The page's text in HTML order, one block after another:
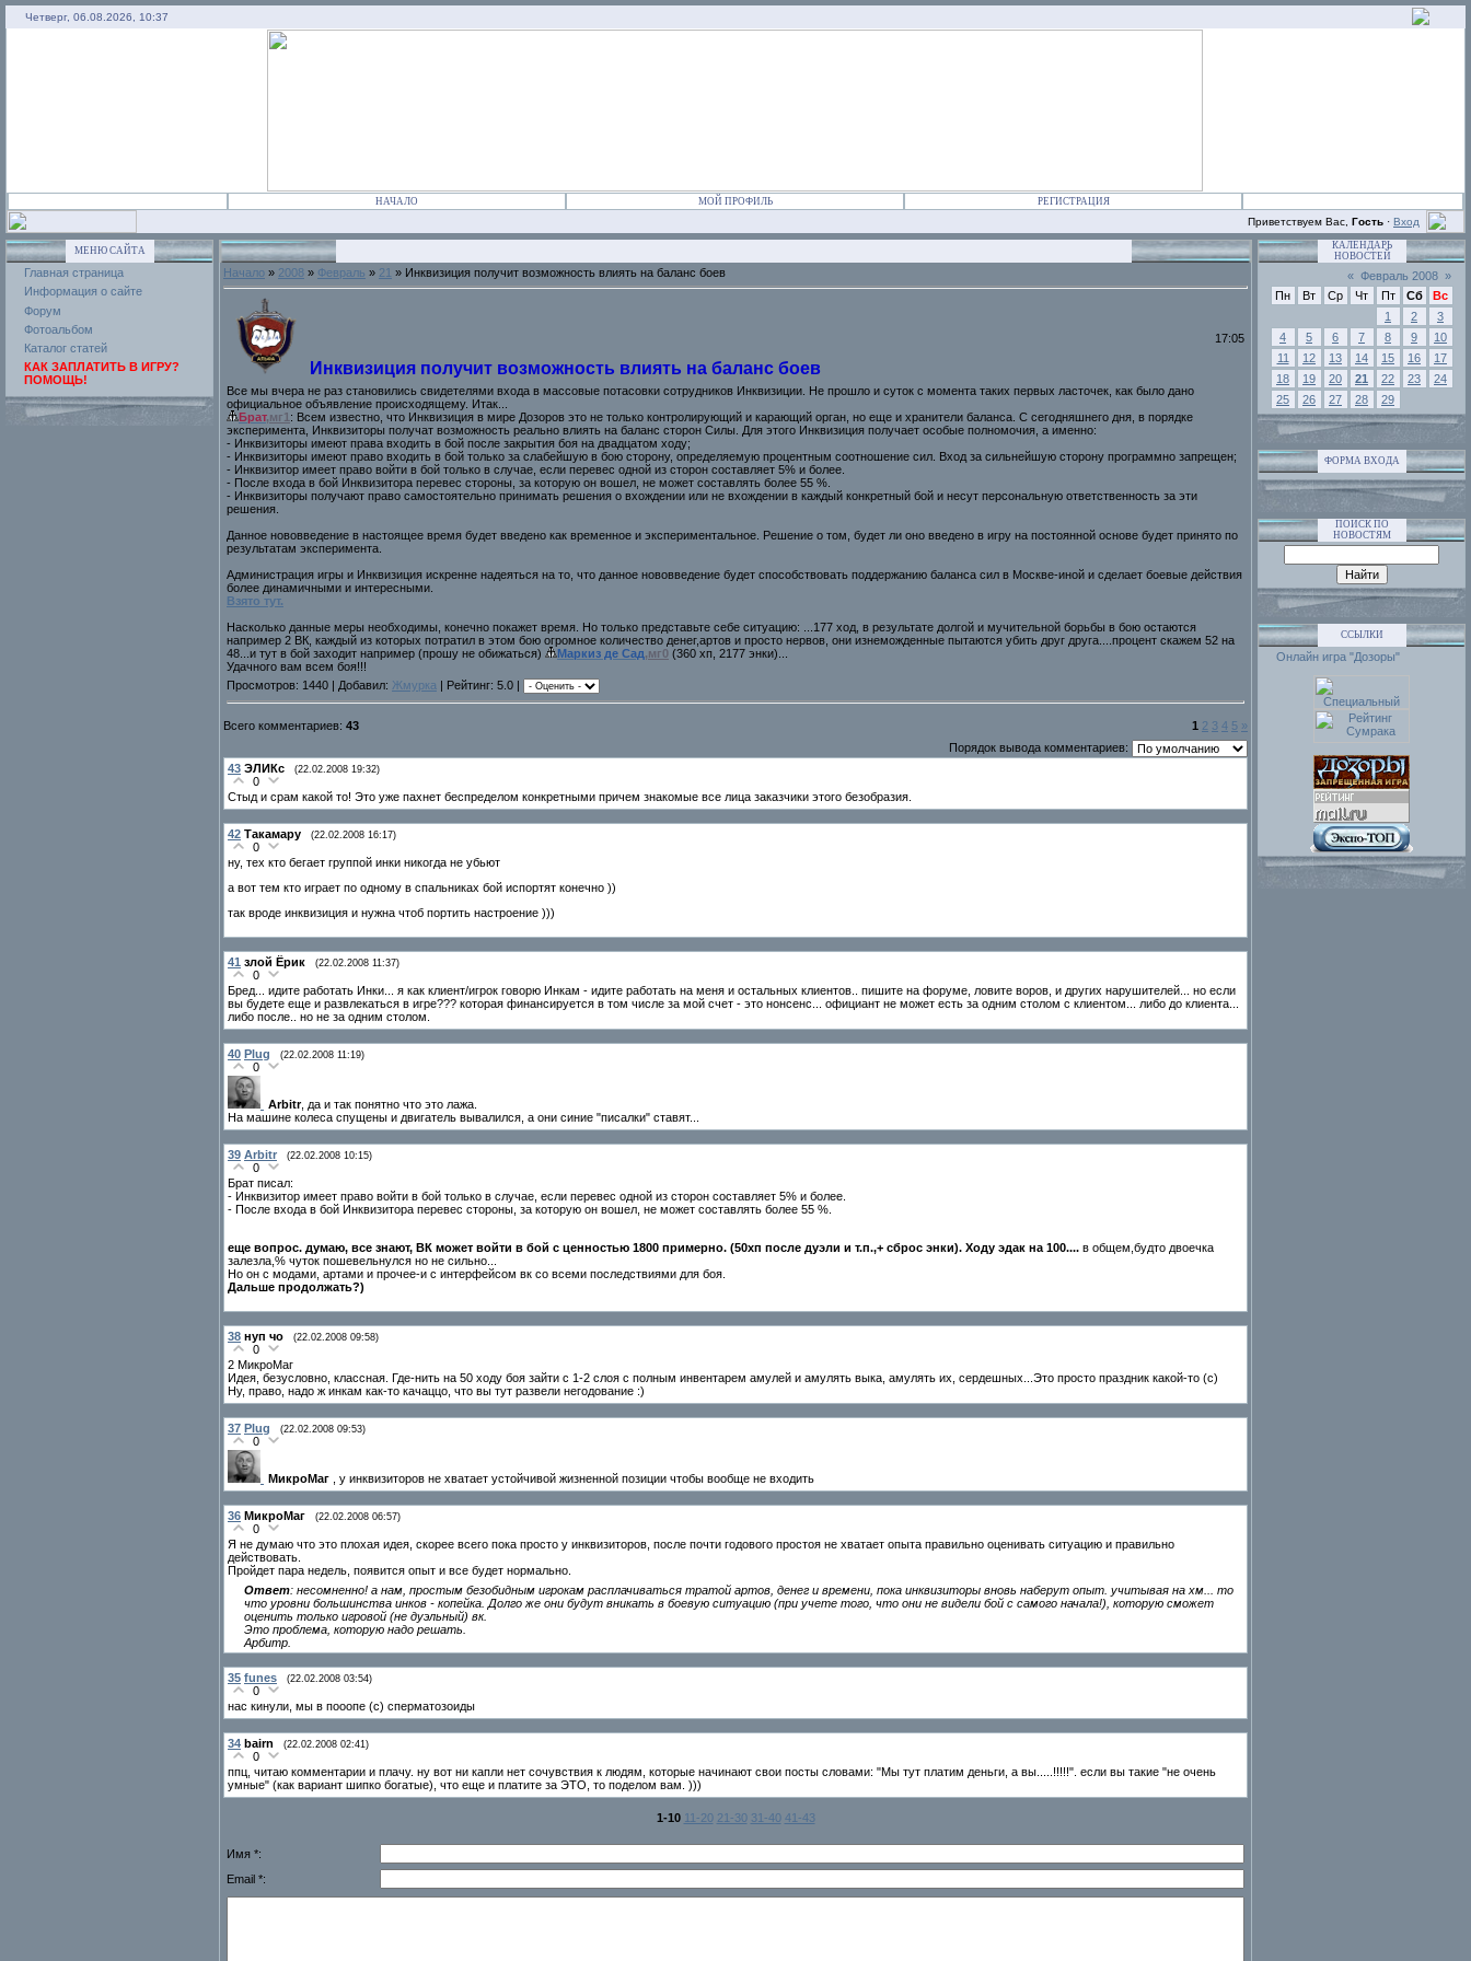
Четверг, 06.08.2026, 10:37
НАЧАЛО МОЙ ПРОФИЛЬ РЕГИСТРАЦИЯ
Приветствуем Вас, Гость · Вход
МЕНЮ САЙТА
Главная страница
Информация о сайте
Форум
Фотоальбом
Каталог статей
КАК ЗАПЛАТИТЬ В ИГРУ?
ПОМОЩЬ!
Начало » 2008 » Февраль » 21 » Инквизиция получит возможность влиять на баланс боев
Инквизиция получит возможность влиять на баланс боев
17:05
Все мы вчера не раз становились свидетелями входа в массовые потасовки сотрудников Инквизиции. Не прошло и суток с момента таких первых ласточек, как было дано
официальное объявление происходящему. Итак...
Брат,мг1 : Всем известно, что Инквизиция в мире Дозоров это не только контролирующий и карающий орган, но еще и хранители баланса. С сегодняшнего дня, в порядке
эксперимента, Инквизиторы получат возможность реально влиять на баланс сторон Силы. Для этого Инквизиция получает особые полномочия, а именно:
- Инквизиторы имеют права входить в бой после закрытия боя на двадцатом ходу;
- Инквизиторы имеют право входить в бой только за слабейшую в бою сторону, определяемую процентным соотношение сил. Вход за сильнейшую сторону программно запрещен;
- Инквизитор имеет право войти в бой только в случае, если перевес одной из сторон составляет 5% и более.
- После входа в бой Инквизитора перевес стороны, за которую он вошел, не может составлять более 55 %.
- Инквизиторы получают право самостоятельно принимать решения о вхождении или не вхождении в каждый конкретный бой и несут персональную ответственность за эти
решения.
Данное нововведение в настоящее время будет введено как временное и экспериментальное. Решение о том, будет ли оно введено в игру на постоянной основе будет принято по
результатам эксперимента.
Администрация игры и Инквизиция искренне надеяться на то, что данное нововведение будет способствовать поддержанию баланса сил в Москве-иной и сделает боевые действия
более динамичными и интересными.
Взято тут.
Насколько данные меры необходимы, конечно покажет время. Но только представьте себе ситуацию: ...177 ход, в результате долгой и мучительной борьбы в бою остаются
например 2 ВК, каждый из которых потратил в этом бою огромное количество денег,артов и просто нервов, они изнеможденные пытаются убить друг друга....процент скажем 52 на
48...и тут в бой заходит например (прошу не обижаться)
Маркиз де Сад,мг0 (360 хп, 2177 энки)...
Удачного вам всем боя!!!
Просмотров: 1440 | Добавил: Жмурка | Рейтинг: 5.0 |
Всего комментариев: 43 1 2 3 4 5 »
Порядок вывода комментариев:
43 ЭЛИКс (22.02.2008 19:32)
0
Стыд и срам какой то! Это уже пахнет беспределом конкретными причем знакомые все лица заказчики этого безобразия.
42 Такамару (22.02.2008 16:17)
0
ну, тех кто бегает группой инки никогда не убьют
а вот тем кто играет по одному в спальниках бой испортят конечно ))
так вроде инквизиция и нужна чтоб портить настроение )))
41 злой Ёрик (22.02.2008 11:37)
0
Бред... идите работать Инки... я как клиент/игрок говорю Инкам - идите работать на меня и остальных клиентов.. пишите на форуме, ловите воров, и других нарушителей... но если
вы будете еще и развлекаться в игре??? которая финансируется в том числе за мой счет - это нонсенс... официант не может есть за одним столом с клиентом... либо до клиента...
либо после.. но не за одним столом.
40 Plug (22.02.2008 11:19)
0
Arbitr, да и так понятно что это лажа.
На машине колеса спущены и двигатель вывалился, а они синие "писалки" ставят...
39 Arbitr (22.02.2008 10:15)
0
Брат писал:
- Инквизитор имеет право войти в бой только в случае, если перевес одной из сторон составляет 5% и более.
- После входа в бой Инквизитора перевес стороны, за которую он вошел, не может составлять более 55 %.
еще вопрос. думаю, все знают, ВК может войти в бой с ценностью 1800 примерно. (50хп после дуэли и т.п.,+ сброс энки). Ходу эдак на 100.... в общем,будто двоечка
залезла,% чуток пошевельнулся но не сильно...
Но он с модами, артами и прочее-и с интерфейсом вк со всеми последствиями для боя.
Дальше продолжать?)
38 нуп чо (22.02.2008 09:58)
0
2 МикроМаг
Идея, безусловно, классная. Где-нить на 50 ходу боя зайти с 1-2 слоя с полным инвентарем амулей и амулять выка, амулять их, сердешных...Это просто праздник какой-то (с)
Ну, право, надо ж инкам как-то качаццо, что вы тут развели негодование :)
37 Plug (22.02.2008 09:53)
0
МикроМаг , у инквизиторов не хватает устойчивой жизненной позиции чтобы вообще не входить
36 МикроМаг (22.02.2008 06:57)
0
Я не думаю что это плохая идея, скорее всего пока просто у инквизиторов, после почти годового простоя не хватает опыта правильно оценивать ситуацию и правильно
действовать.
Пройдет пара недель, появится опыт и все будет нормально.
Ответ: несомненно! а нам, простым безобидным игрокам расплачиваться тратой артов, денег и времени, пока инквизиторы вновь наберут опыт. учитывая на хм... то
что уровни большинства инков - копейка. Долго же они будут вникать в боевую ситуацию (при учете того, что они не видели бой с самого начала!), которую сможет
оценить только игровой (не дуэльный) вк.
Это проблема, которую надо решать.
Арбитр.
35 funes (22.02.2008 03:54)
0
нас кинули, мы в пооопе (с) сперматозоиды
34 bairn (22.02.2008 02:41)
0
ппц, читаю комментарии и плачу. ну вот ни капли нет сочувствия к людям, которые начинают свои посты словами: "Мы тут платим деньги, а вы.....!!!!!". если вы такие "не очень
умные" (как вариант шипко богатые), что еще и платите за ЭТО, то поделом вам. )))
1-10 11-20 21-30 31-40 41-43
Имя *:
Email *:
КАЛЕНДАРЬ
НОВОСТЕЙ
« Февраль 2008 »
Пн
Вт Ср Чт Пт Сб
Вс
1
2
3
4
5 6 7 8 9
10
11
12 13 14 15 16
17
18
19 20 21 22 23
24
25
26 27 28 29
ФОРМА ВХОДА
ПОИСК ПО
НОВОСТЯМ
ССЫЛКИ
Онлайн игра "Дозоры"